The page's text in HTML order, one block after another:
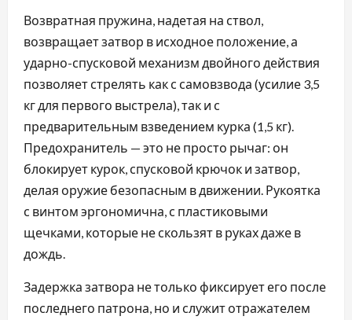
Возвратная пружина, надетая на ствол,
возвращает затвор в исходное положение, а
ударно-спусковой механизм двойного действия
позволяет стрелять как с самовзвода (усилие 3,5
кг для первого выстрела), так и с
предварительным взведением курка (1,5 кг).
Предохранитель — это не просто рычаг: он
блокирует курок, спусковой крючок и затвор,
делая оружие безопасным в движении. Рукоятка
с винтом эргономична, с пластиковыми
щечками, которые не скользят в руках даже в
дождь.
Задержка затвора не только фиксирует его после
последнего патрона, но и служит отражателем